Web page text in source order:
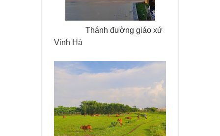
Thánh đường giáo xứ
Vinh Hà